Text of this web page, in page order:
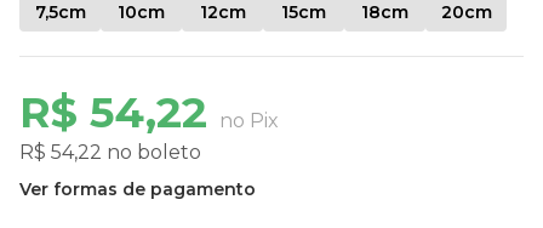
R$ 54,22
no Pix
R$ 54,22 no boleto
Ver formas de pagamento
7,5cm 10cm 12cm 15cm 18cm 20cm